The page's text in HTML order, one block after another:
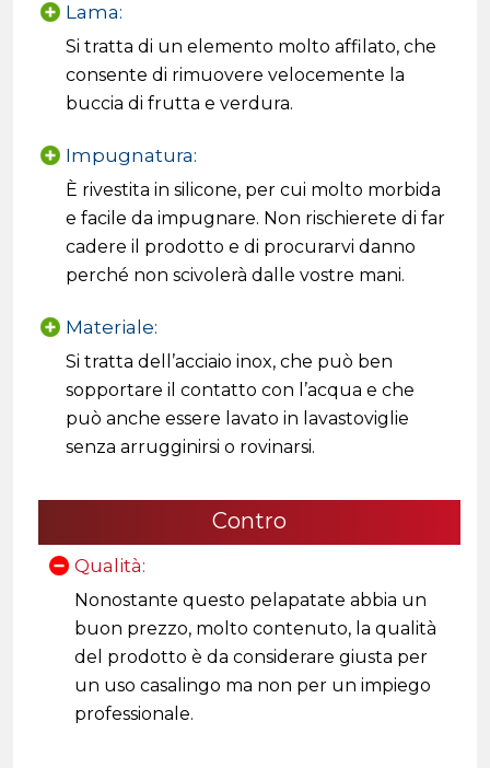
Lama:
Si tratta di un elemento molto affilato, che
consente di rimuovere velocemente la
buccia di frutta e verdura.
Impugnatura:
È rivestita in silicone, per cui molto morbida
e facile da impugnare. Non rischierete di far
cadere il prodotto e di procurarvi danno
perché non scivolerà dalle vostre mani.
Materiale:
Si tratta dell’acciaio inox, che può ben
sopportare il contatto con l’acqua e che
può anche essere lavato in lavastoviglie
senza arrugginirsi o rovinarsi.
Contro
Qualità:
Nonostante questo pelapatate abbia un
buon prezzo, molto contenuto, la qualità
del prodotto è da considerare giusta per
un uso casalingo ma non per un impiego
professionale.